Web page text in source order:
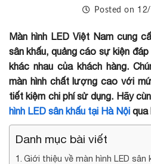
Posted on
Màn hình LED Việt Nam cung
sân khấu, quảng cáo sự kiện
khác nhau của khách hàng.
màn hình chất lượng cao với
tiết kiệm chi phí sử dụng. Hãy
hình LED sân khấu tại Hà Nội qua
Danh mục bài viết
Giới thiệu về màn hình LED sân